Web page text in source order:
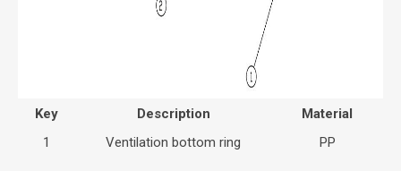
Key Description
Material
1
Ventilation bottom ring PP